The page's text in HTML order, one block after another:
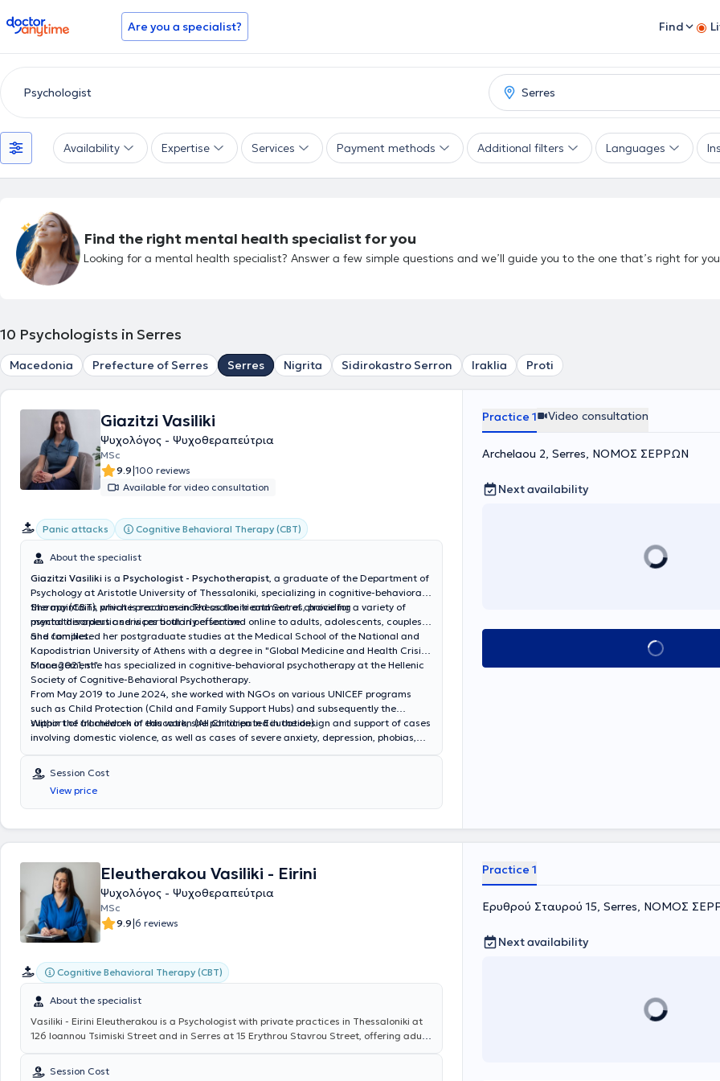
doctoranytime Are you a specialist? Find
Availability Expertise Services Payment methods Additional filters Languages
Find the right mental health specialist for you
Looking for a mental health specialist? Answer a few simple questions and we’ll guide you to the one that’s right for
10 Psychologists in Serres
Macedonia Prefecture of Serres Serres Nigrita Sidirokastro Serron Iraklia Proti
Giazitzi Vasiliki
Ψυχολόγος - Ψυχοθεραπεύτρια
MSc
9.9|100 reviews
Available for video consultation
Panic attacks Cognitive Behavioral Therapy (CBT)
About the specialist
Giazitzi Vasiliki is a Psychologist - Psychotherapist, a graduate of the Department of
Psychology at Aristotle University of Thessaloniki, specializing in cognitive-behavioral
therapy (CBT), which is recommended as the treatment of choice for a variety of
mental disorders and is particularly effective.
She maintains private practices in Thessaloniki and Serres, providing
psychotherapeutic services both in person and online to adults, adolescents, couples,
and families.
She completed her postgraduate studies at the Medical School of the National and
Kapodistrian University of Athens with a degree in "Global Medicine and Health Crisis
Management".
Since 2021, she has specialized in cognitive-behavioral psychotherapy at the Hellenic
Society of Cognitive-Behavioral Psychotherapy.
From May 2019 to June 2024, she worked with NGOs on various UNICEF programs
such as Child Protection (Child and Family Support Hubs) and subsequently the
support of all children in education (All Children in Education).
Within the framework of this work, she participated in the design and support of cases
involving domestic violence, as well as cases of severe anxiety, depression, phobias,
2021, she held a coordinating role in the Child Protection program in the Serres field.
Session Cost
View price
Practice 1 Video consultation
Archelaou 2, Serres, ΝΟΜΟΣ ΣΕΡΡΩΝ
Next availability
Book appointment
Eleutherakou Vasiliki - Eirini
Ψυχολόγος - Ψυχοθεραπεύτρια
MSc
9.9|6 reviews
Cognitive Behavioral Therapy (CBT)
About the specialist
Vasiliki - Eirini Eleutherakou is a Psychologist with private practices in Thessaloniki at
126 Ioannou Tsimiski Street and in Serres at 15 Erythrou Stavrou Street, offering adult
holds a Master's degree in Developmental and Adolescent Mental Health and is a
Session Cost
Practice 1
Ερυθρού Σταυρού 15, Serres, ΝΟΜΟΣ
Next availability